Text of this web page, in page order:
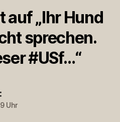
auf „Ihr Hund
sprechen.
#USf…“
Uhr